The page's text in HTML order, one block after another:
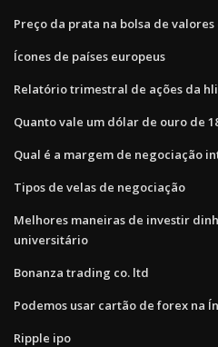
Preço da prata na bolsa de
Ícones de países europeus
Relatório trimestral de ações da
Quanto vale um dólar de ouro de
Qual é a margem de negociação
Tipos de velas de negociação
Melhores maneiras de investir
universitário
Bonanza trading co. ltd
Podemos usar cartão de forex na
Ripple ipo